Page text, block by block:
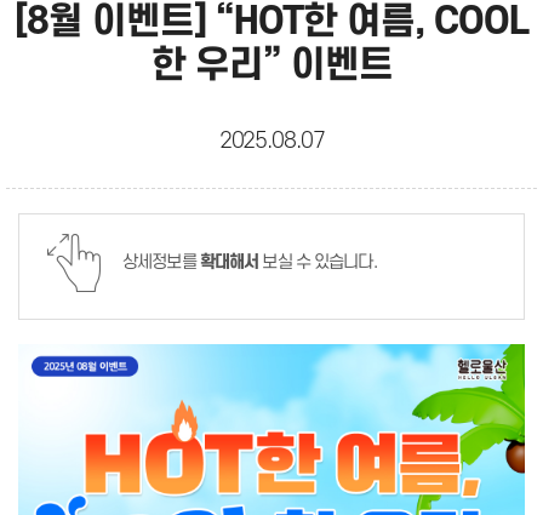
[8월 이벤트] “HOT한 여름, COOL
한 우리” 이벤트
2025.08.07
상세정보를확대해서 보실 수 있습니다.